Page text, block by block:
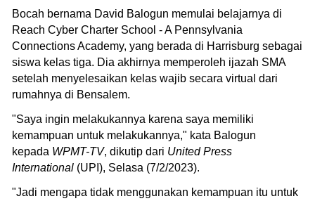
Bocah bernama David Balogun memulai belajarnya di
Reach Cyber Charter School - A Pennsylvania
Connections Academy, yang berada di Harrisburg sebagai
siswa kelas tiga. Dia akhirnya memperoleh ijazah SMA
setelah menyelesaikan kelas wajib secara virtual dari
rumahnya di Bensalem.
"Saya ingin melakukannya karena saya memiliki
kemampuan untuk melakukannya," kata Balogun
kepada WPMT-TV, dikutip dari United Press
International (UPI), Selasa (7/2/2023).
"Jadi mengapa tidak menggunakan kemampuan itu untuk